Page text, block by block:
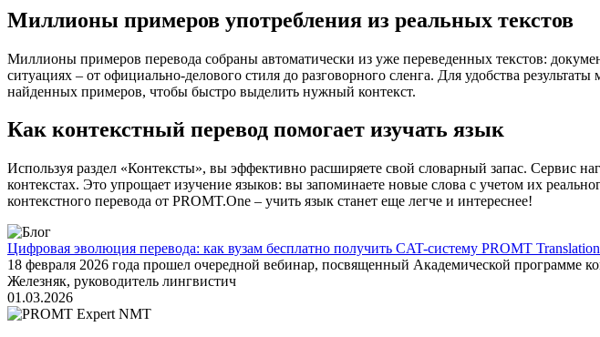
Миллионы примеров употребления из реальных текстов
Миллионы примеров перевода собраны автоматически из уже переведенных текстов:
ситуациях – от официально-делового стиля до разговорного сленга. Для удобства
найденных примеров, чтобы быстро выделить нужный контекст.
Как контекстный перевод помогает изучать язык
Используя раздел «Контексты», вы эффективно расширяете свой словарный запас. Сервис
контекстах. Это упрощает изучение языков: вы запоминаете новые слова с учетом их
контекстного перевода от PROMT.One – учить язык станет еще легче и интереснее!
Цифровая эволюция перевода: как вузам бесплатно получить CAT-систему PROMT
18 февраля 2026 года прошел очередной вебинар, посвященный Академической программе
Железняк, руководитель лингвистич
01.03.2026